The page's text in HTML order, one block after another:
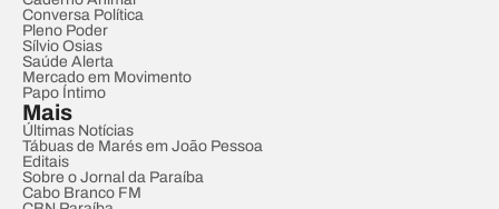
Conversa Política
Pleno Poder
Sílvio Osias
Saúde Alerta
Mercado em Movimento
Papo Íntimo
Mais
Últimas Notícias
Tábuas de Marés em João Pessoa
Editais
Sobre o Jornal da Paraíba
Cabo Branco FM